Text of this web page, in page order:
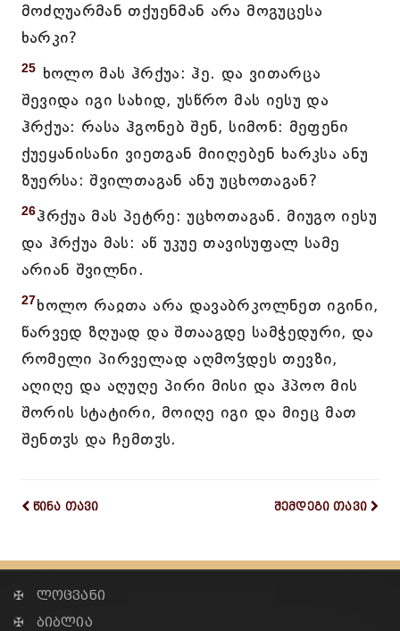
მოძღუარმან თქუენმან არა მოგუცესა
ხარკი?
25 ხოლო მას ჰრქუა: ჰე. და ვითარცა
შევიდა იგი სახიდ, უსწრო მას იესუ და
ჰრქუა: რასა ჰგონებ შენ, სიმონ: მეფენი
ქუეყანისანი ვიეთგან მიიღებენ ხარკსა ანუ
ზუერსა: შვილთაგან ანუ უცხოთაგან?
26ჰრქუა მას პეტრე: უცხოთაგან. მიუგო იესუ
და ჰრქუა მას: აწ უკუე თავისუფალ სამე
არიან შვილნი.
27ხოლო რაჲთა არა დავაბრკოლნეთ იგინი,
წარვედ ზღუად და შთააგდე სამჭედური, და
რომელი პირველად აღმოჴდეს თევზი,
აღიღე და აღუღე პირი მისი და ჰპოო მის
შორის სტატირი, მოიღე იგი და მიეც მათ
შენთჳს და ჩემთჳს.
წინა თავი შემდეგი თავი
✠ ლოცვანი
✠ ბიბლია